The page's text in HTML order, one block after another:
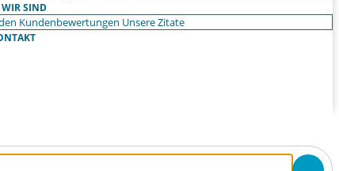
WIR SIND
Kundenbewertungen Unsere Zitate